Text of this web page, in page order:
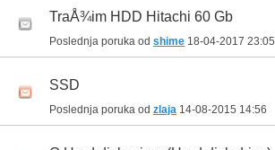
TraÅ¾im HDD Hitachi 60 Gb
Poslednja poruka od shime 18-04-2017 23:05
SSD
Poslednja poruka od zlaja 14-08-2015 14:56